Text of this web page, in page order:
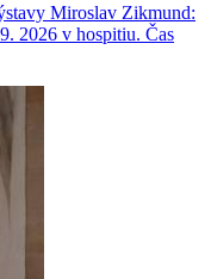
Miroslav Zikmund:
2026 v hospitiu. Čas